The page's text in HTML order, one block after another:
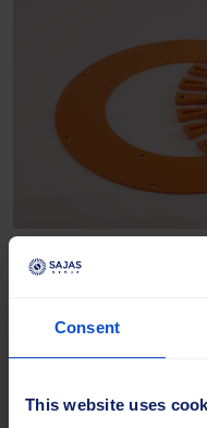
Consent
This website uses
Need plaadid on